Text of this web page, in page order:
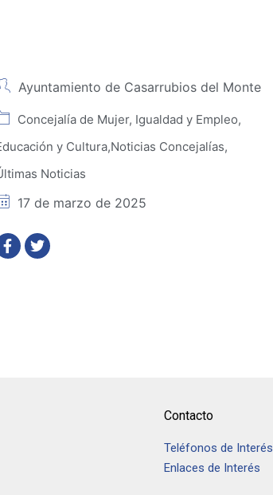
Ayuntamiento de Casarrubios del Monte
Concejalía de Mujer, Igualdad y Empleo,
y Cultura,Noticias Concejalías,
Noticias
17 de marzo de 2025
Contacto
Teléfonos de Interés
Enlaces de Interés